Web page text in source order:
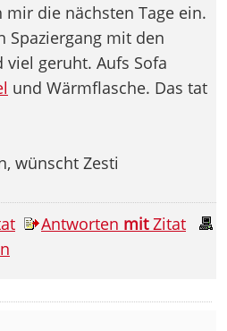
die nächsten Tage ein.
Spaziergang mit den
geruht. Aufs Sofa
und Wärmflasche. Das tat
wünscht Zesti
Antworten mitZitat